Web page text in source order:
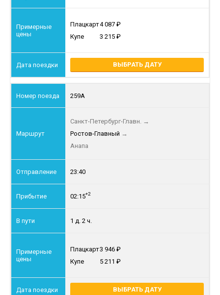
Плацкарт4 087
Купе
3 215
ВЫБРАТЬ ДАТУ
259А
Санкт-Петербург-Главн. →
Ростов-Главный →
Анапа
23:40
02:15+2
1 д. 2 ч.
Плацкарт3 946
Купе
5 211
ВЫБРАТЬ ДАТУ